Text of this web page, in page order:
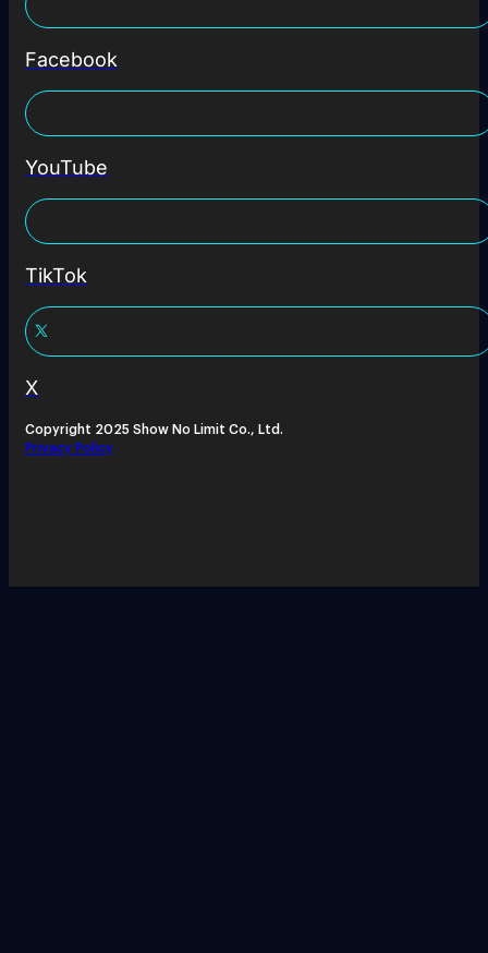
Facebook
YouTube
TikTok
X
Copyright 2025 Show No Limit Co., Ltd.
Privacy Policy